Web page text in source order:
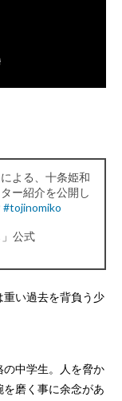
よる、十条姫和
ー紹介を公開し
#tojinomiko
公式
い過去を背負う少
中学生。人を脅か
磨く事に余念があ